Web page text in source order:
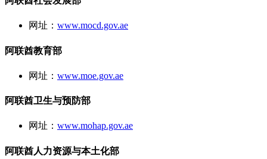
网址： www.mocd.gov.ae
阿联酋教育部
网址： www.moe.gov.ae
阿联酋卫生与预防部
网址： www.mohap.gov.ae
阿联酋人力资源与本土化部